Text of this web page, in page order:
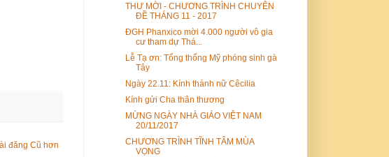
đăng Cũ hơn
THƯ MỜI - CHƯƠNG TRÌNH CHUYÊN
ĐỀ THÁNG 11 - 2017
ĐGH Phanxico mời 4.000 người vô gia
cư tham dự Thá...
Lễ Tạ ơn: Tổng thống Mỹ phóng sinh gà
Tây
Ngày 22.11: Kính thánh nữ Cêcilia
Kính gửi Cha thân thương
MỪNG NGÀY NHÀ GIÁO VIỆT NAM
20/11/2017
CHƯƠNG TRÌNH TĨNH TÂM MÙA
VỌNG